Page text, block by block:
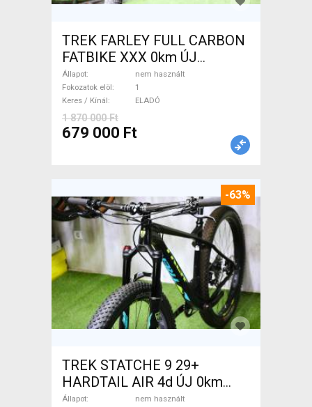
TREK FARLEY FULL CARBON
FATBIKE XXX 0km ÚJ
WAMPA CF Fatbike nem
használt ELADÓ
Állapot
nem használt
Fokozatok elöl
1
Keres / Kínál
ELADÓ
1 870 000 Ft
679 000 Ft
-63%
TREK STATCHE 9 29+
HARDTAIL AIR 4d ÚJ 0km
M/L Mountain Bike 29" elöl
Állapot
nem használt